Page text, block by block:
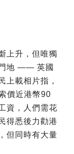
上升，但唯獨
地 —— 英國
上載相片指，
價近港幣90
資，人們需花
得悉後力勸港
但同時有大量